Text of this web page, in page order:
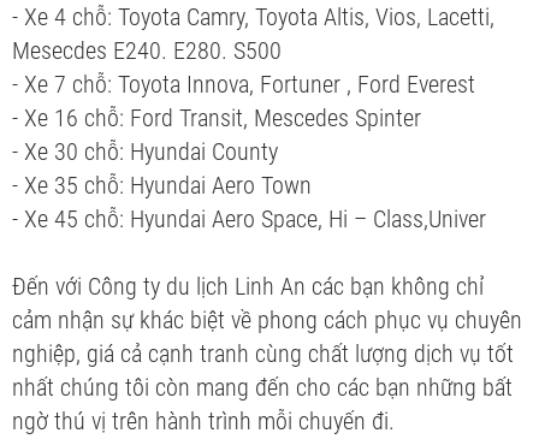
- Xe 4 chỗ: Toyota Camry, Toyota Altis, Vios, Lacetti,
Mesecdes E240. E280. S500
- Xe 7 chỗ: Toyota Innova, Fortuner , Ford Everest
- Xe 16 chỗ: Ford Transit, Mescedes Spinter
- Xe 30 chỗ: Hyundai County
- Xe 35 chỗ: Hyundai Aero Town
- Xe 45 chỗ: Hyundai Aero Space, Hi – Class,Univer
Đến với Công ty du lịch Linh An các bạn không chỉ
cảm nhận sự khác biệt về phong cách phục vụ chuyên
nghiệp, giá cả cạnh tranh cùng chất lượng dịch vụ tốt
nhất chúng tôi còn mang đến cho các bạn những bất
ngờ thú vị trên hành trình mỗi chuyến đi.